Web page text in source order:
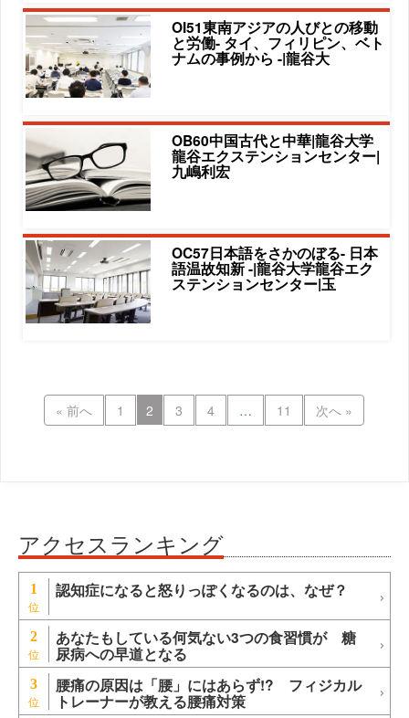
OI51東南アジアの人びとの移動
と労働- タイ、フィリピン、ベト
ナムの事例から -|龍谷大
OB60中国古代と中華|龍谷大学
龍谷エクステンションセンター|
九嶋利宏
OC57日本語をさかのぼる- 日本
語温故知新 -|龍谷大学龍谷エク
ステンションセンター|玉
« 前へ 1 2 3 4 … 11 次へ »
アクセスランキング
1 認知症になると怒りっぽくなるのは、なぜ？
2 あなたもしている何気ない3つの食習慣が 糖
尿病への早道となる
3 腰痛の原因は「腰」にはあらず!? フィジカル
トレーナーが教える腰痛対策